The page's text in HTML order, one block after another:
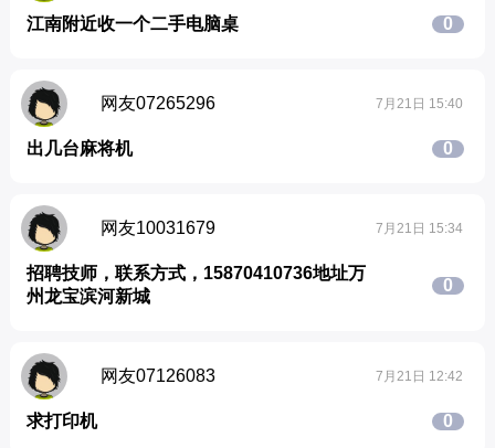
江南附近收一个二手电脑桌 0
网友07265296 7月21日 15:40
出几台麻将机 0
网友10031679 7月21日 15:34
招聘技师，联系方式，15870410736地址万
州龙宝滨河新城
0
网友07126083 7月21日 12:42
求打印机 0